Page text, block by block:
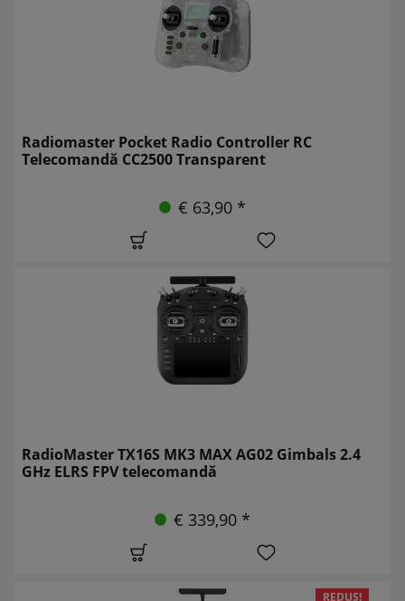
Radiomaster Pocket Radio Controller RC
Telecomandă CC2500 Transparent
€ 63,90 *
RadioMaster TX16S MK3 MAX AG02 Gimbals 2.4
GHz ELRS FPV telecomandă
€ 339,90 *
REDUS!